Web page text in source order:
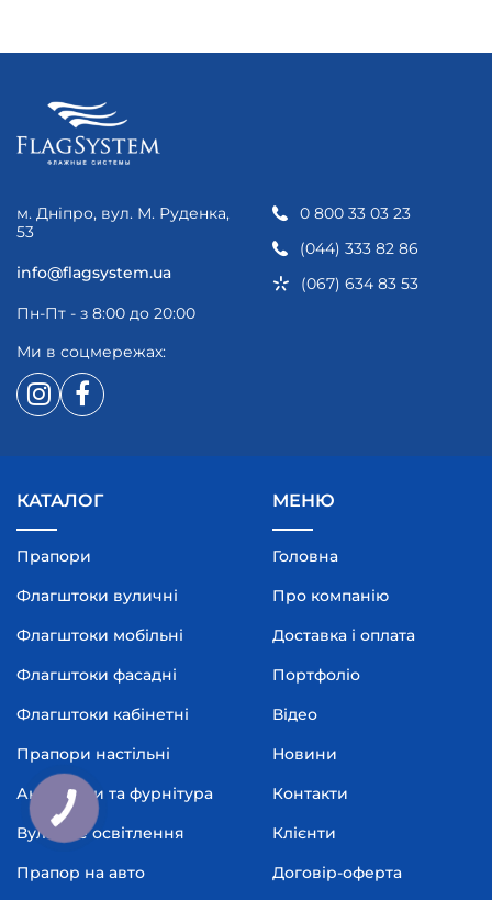
м. Дніпро, вул. М. Руденка,
53
info@flagsystem.ua
Пн-Пт - з 8:00 до 20:00
0 800 33 03 23
(044) 333 82 86
(067) 634 83 53
Ми в соцмережах:
КАТАЛОГ
Прапори
Флагштоки вуличні
Флагштоки мобільні
Флагштоки фасадні
Флагштоки кабінетні
Прапори настільні
Аксесуари та фурнітура
Вуличне освітлення
Прапор на авто
МЕНЮ
Головна
Про компанію
Доставка і оплата
Портфоліо
Відео
Новини
Контакти
Клієнти
Договір-оферта